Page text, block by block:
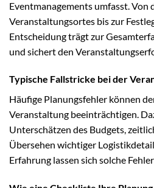
Eventmanagements umfasst. Von
Veranstaltungsortes bis zur
Entscheidung trägt zur
und sichert den
Typische Fallstricke bei der
Häufige Planungsfehler können
Veranstaltung beeinträchtigen.
Unterschätzen des Budgets,
Übersehen wichtiger
Erfahrung lassen sich solche